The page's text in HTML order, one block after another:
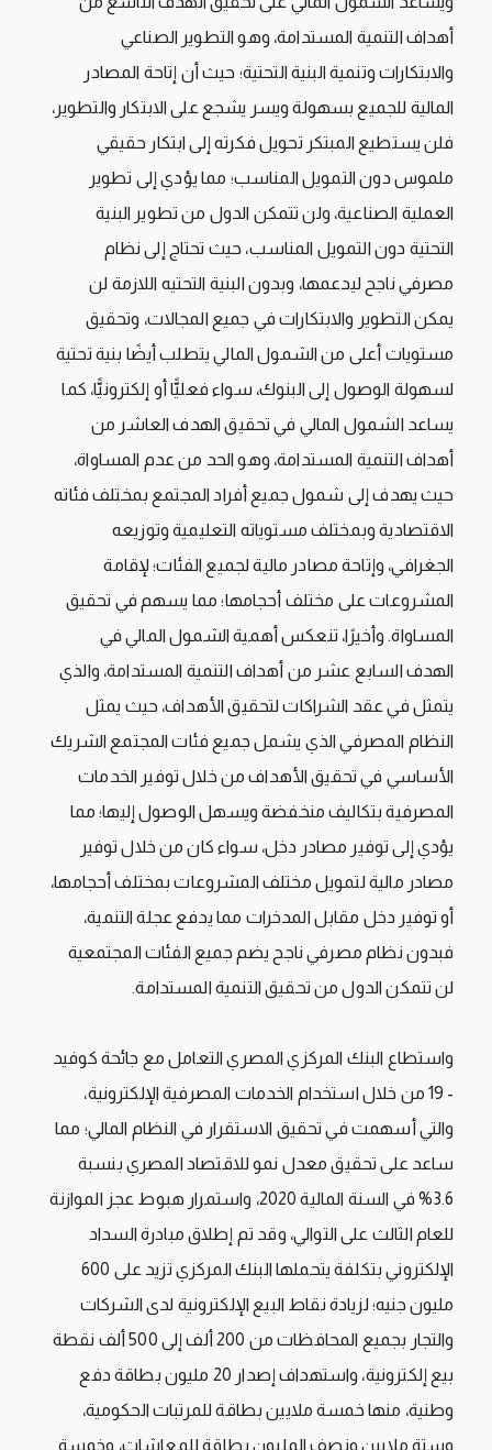
أهداف التنمية المستدامة، وهو التطوير الصناعي
والابتكارات وتنمية البنية التحتية؛ حيث أن إتاحة المصادر
المالية للجميع بسهولة ويسر يشجع على الابتكار والتطوير،
فلن يستطيع المبتكر تحويل فكرته إلى ابتكار حقيقي
ملموس دون التمويل المناسب؛ مما يؤدي إلى تطوير
العملية الصناعية، ولن تتمكن الدول من تطوير البنية
التحتية دون التمويل المناسب، حيث تحتاج إلى نظام
مصرفي ناجح ليدعمها، وبدون البنية التحتيه اللازمة لن
يمكن التطوير والابتكارات في جميع المجالات، وتحقيق
مستويات أعلى من الشمول المالي يتطلب أيضًا بنية تحتية
لسهولة الوصول إلى البنوك، سواء فعليًّا أو إلكترونيًّا، كما
يساعد الشمول المالي في تحقيق الهدف العاشر من
أهداف التنمية المستدامة، وهو الحد من عدم المساواة،
حيث يهدف إلى شمول جميع أفراد المجتمع بمختلف فئاته
الاقتصادية وبمختلف مستوياته التعليمية وتوزيعه
الجغرافي، وإتاحة مصادر مالية لجميع الفئات؛ لإقامة
المشروعات على مختلف أحجامها؛ مما يسهم في تحقيق
المساواة. وأخيرًا، تنعكس أهمية الشمول المالي في
الهدف السابع عشر من أهداف التنمية المستدامة، والذي
يتمثل في عقد الشراكات لتحقيق الأهداف، حيث يمثل
النظام المصرفي الذي يشمل جميع فئات المجتمع الشريك
الأساسي في تحقيق الأهداف من خلال توفير الخدمات
المصرفية بتكاليف منخفضة ويسهل الوصول إليها؛ مما
يؤدي إلى توفير مصادر دخل، سواء كان من خلال توفير
مصادر مالية لتمويل مختلف المشروعات بمختلف أحجامها،
أو توفير دخل مقابل المدخرات مما يدفع عجلة التنمية،
فبدون نظام مصرفي ناجح يضم جميع الفئات المجتمعية
لن تتمكن الدول من تحقيق التنمية المستدامة.
واستطاع البنك المركزي المصري التعامل مع جائحة كوفيد
- 19 من خلال استخدام الخدمات المصرفية الإلكترونية،
والتي أسهمت في تحقيق الاستقرار في النظام المالي؛ مما
ساعد على تحقيق معدل نمو للاقتصاد المصري بنسبة
3.6% في السنة المالية 2020، واستمرار هبوط عجز الموازنة
للعام الثالث على التوالي، وقد تم إطلاق مبادرة السداد
الإلكتروني بتكلفة يتحملها البنك المركزي تزيد على 600
مليون جنيه؛ لزيادة نقاط البيع الإلكترونية لدى الشركات
والتجار بجميع المحافظات من 200 ألف إلى 500 ألف نقطة
بيع إلكترونية، واستهداف إصدار 20 مليون بطاقة دفع
وطنية، منها خمسة ملايين بطاقة للمرتبات الحكومية،
وستة ملايين ونصف المليون بطاقة للمعاشات، وخمسة